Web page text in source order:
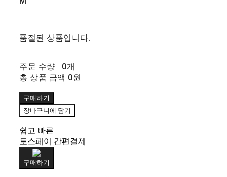
품절된 상품입니다.
주문 수량
0개
총 상품 금액 0원
구매하기
장바구니에 담기
쉽고 빠른
토스페이 간편결제
구매하기